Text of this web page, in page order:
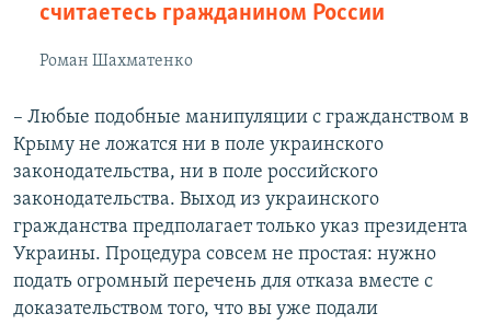
считаетесь гражданином России
Роман Шахматенко
– Любые подобные манипуляции с гражданством в
Крыму не ложатся ни в поле украинского
законодательства, ни в поле российского
законодательства. Выход из украинского
гражданства предполагает только указ президента
Украины. Процедура совсем не простая: нужно
подать огромный перечень для отказа вместе с
доказательством того, что вы уже подали